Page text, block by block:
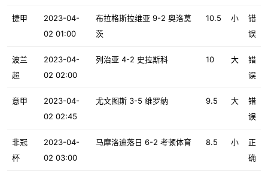
捷甲
2023-04-
02 01:00
布拉格斯拉维亚 9-2 奥洛莫
茨
10.5 小
错
误
波兰
超
2023-04-
02 02:00
列治亚 4-2 史拉斯科 10 大
错
误
意甲
2023-04-
02 02:45
尤文图斯 3-5 维罗纳 9.5 大
错
误
非冠
杯
2023-04-
02 03:00
马摩洛迪落日 6-2 考顿体育 8.5 小
正
确